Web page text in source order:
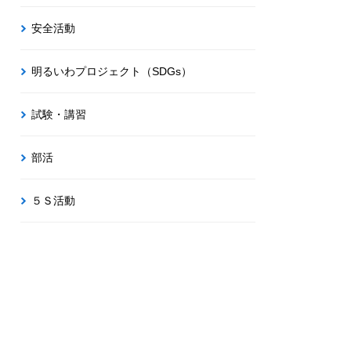
安全活動
明るいわプロジェクト（SDGs）
試験・講習
部活
５Ｓ活動